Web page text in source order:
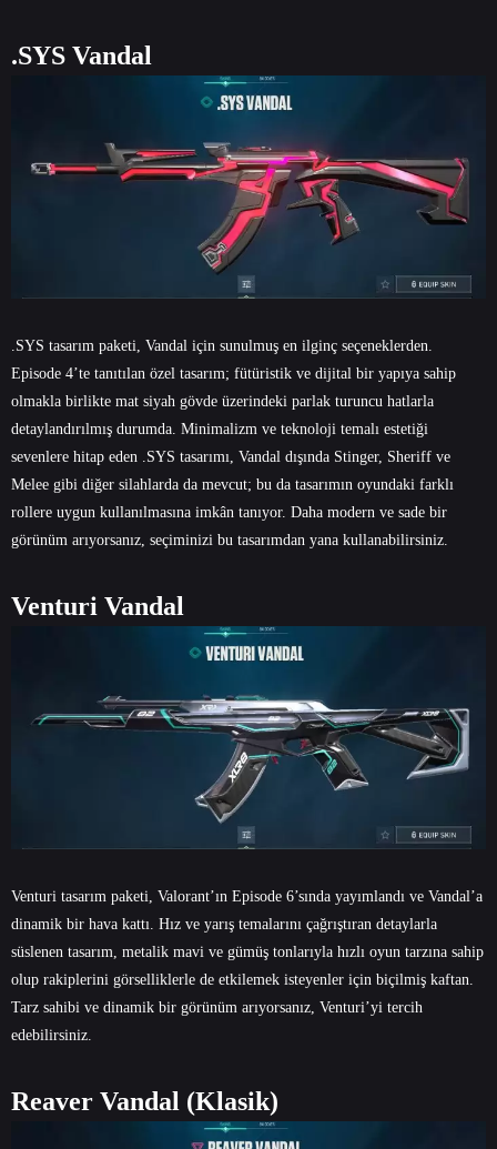
.SYS Vandal
.SYS tasarım paketi, Vandal için sunulmuş en ilginç seçeneklerden.
Episode 4’te tanıtılan özel tasarım; fütüristik ve dijital bir yapıya sahip
olmakla birlikte mat siyah gövde üzerindeki parlak turuncu hatlarla
detaylandırılmış durumda. Minimalizm ve teknoloji temalı estetiği
sevenlere hitap eden .SYS tasarımı, Vandal dışında Stinger, Sheriff ve
Melee gibi diğer silahlarda da mevcut; bu da tasarımın oyundaki farklı
rollere uygun kullanılmasına imkân tanıyor. Daha modern ve sade bir
görünüm arıyorsanız, seçiminizi bu tasarımdan yana kullanabilirsiniz.
Venturi Vandal
Venturi tasarım paketi, Valorant’ın Episode 6’sında yayımlandı ve Vandal’a
dinamik bir hava kattı. Hız ve yarış temalarını çağrıştıran detaylarla
süslenen tasarım, metalik mavi ve gümüş tonlarıyla hızlı oyun tarzına sahip
olup rakiplerini görselliklerle de etkilemek isteyenler için biçilmiş kaftan.
Tarz sahibi ve dinamik bir görünüm arıyorsanız, Venturi’yi tercih
edebilirsiniz.
Reaver Vandal (Klasik)